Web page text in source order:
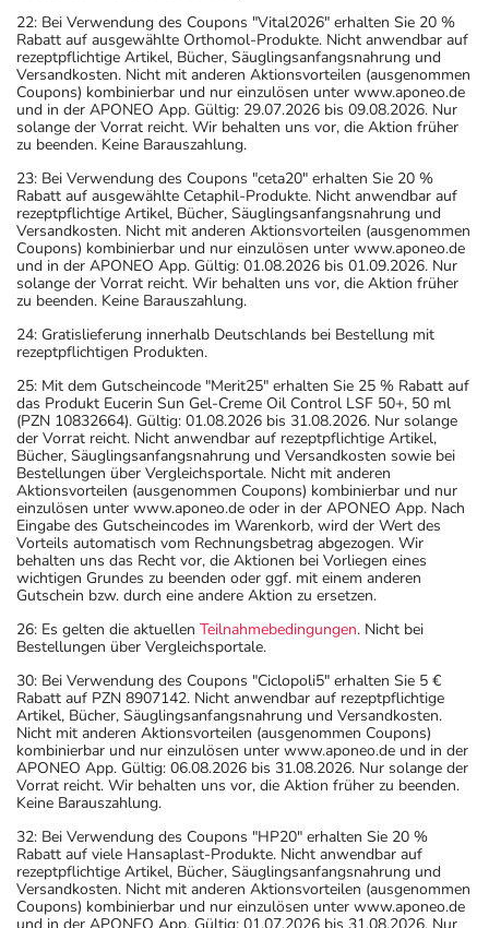
Was sollten Sie beachten?
- Vorsicht bei Allergie gegen Polyethylenglykol(PEG)-
haltige Stoffe!
- Vorsicht bei Allergie gegen Hülsenfrüchte wie
Sojabohnen, Erdnüsse, Linsen und weitere!
- Vorsicht bei Allergie gegen Farbstoffe (z.B. Indigocarmin
mit der E-Nummer E 132)!
- Vorsicht bei Allergie gegen Farbstoffe (z.B. Tartrazin (E
102), Gelborange S (E 110), Azorubin (E 122), Amaranth
(E 123) und Ponceau 4R (E 124)).
- Vorsicht bei einer Unverträglichkeit gegenüber Lactose.
Wenn Sie eine Diabetes-Diät einhalten müssen, sollten
Sie den Zuckergehalt berücksichtigen.
- Vorsicht bei Allergie gegen Erdnüsse und Soja.
- Es kann Arzneimittel geben, mit denen
Wechselwirkungen auftreten. Sie sollten deswegen
generell vor der Behandlung mit einem neuen
Arzneimittel jedes andere, das Sie bereits anwenden,
dem Arzt oder Apotheker angeben. Das gilt auch für
Arzneimittel, die Sie selbst kaufen, nur gelegentlich
anwenden oder deren Anwendung schon einige Zeit
zurückliegt.
Bitte verwenden Sie dieses Arzneimittel nicht mehr nach
dem auf der Packung oder der Umverpackung
angegebenen Verfallsdatum. Das Verfallsdatum bezieht
sich auf den letzten Tag des angegebenen Monats.
22: Bei Verwendung des Coupons "Vital2026" erhalten Sie 20 %
Rabatt auf ausgewählte Orthomol-Produkte. Nicht anwendbar auf
rezeptpflichtige Artikel, Bücher, Säuglingsanfangsnahrung und
Versandkosten. Nicht mit anderen Aktionsvorteilen (ausgenommen
Coupons) kombinierbar und nur einzulösen unter www.aponeo.de
und in der APONEO App. Gültig: 29.07.2026 bis 09.08.2026. Nur
solange der Vorrat reicht. Wir behalten uns vor, die Aktion früher
zu beenden. Keine Barauszahlung.
23: Bei Verwendung des Coupons "ceta20" erhalten Sie 20 %
Rabatt auf ausgewählte Cetaphil-Produkte. Nicht anwendbar auf
rezeptpflichtige Artikel, Bücher, Säuglingsanfangsnahrung und
Versandkosten. Nicht mit anderen Aktionsvorteilen (ausgenommen
Coupons) kombinierbar und nur einzulösen unter www.aponeo.de
und in der APONEO App. Gültig: 01.08.2026 bis 01.09.2026. Nur
solange der Vorrat reicht. Wir behalten uns vor, die Aktion früher
zu beenden. Keine Barauszahlung.
24: Gratislieferung innerhalb Deutschlands bei Bestellung mit
rezeptpflichtigen Produkten.
25: Mit dem Gutscheincode "Merit25" erhalten Sie 25 % Rabatt auf
das Produkt Eucerin Sun Gel-Creme Oil Control LSF 50+, 50 ml
(PZN 10832664). Gültig: 01.08.2026 bis 31.08.2026. Nur solange
der Vorrat reicht. Nicht anwendbar auf rezeptpflichtige Artikel,
Bücher, Säuglingsanfangsnahrung und Versandkosten sowie bei
Bestellungen über Vergleichsportale. Nicht mit anderen
Aktionsvorteilen (ausgenommen Coupons) kombinierbar und nur
einzulösen unter www.aponeo.de oder in der APONEO App. Nach
Eingabe des Gutscheincodes im Warenkorb, wird der Wert des
Vorteils automatisch vom Rechnungsbetrag abgezogen. Wir
behalten uns das Recht vor, die Aktionen bei Vorliegen eines
wichtigen Grundes zu beenden oder ggf. mit einem anderen
Gutschein bzw. durch eine andere Aktion zu ersetzen.
26: Es gelten die aktuellen Teilnahmebedingungen. Nicht bei
Bestellungen über Vergleichsportale.
30: Bei Verwendung des Coupons "Ciclopoli5" erhalten Sie 5 €
Rabatt auf PZN 8907142. Nicht anwendbar auf rezeptpflichtige
Artikel, Bücher, Säuglingsanfangsnahrung und Versandkosten.
Nicht mit anderen Aktionsvorteilen (ausgenommen Coupons)
kombinierbar und nur einzulösen unter www.aponeo.de und in der
APONEO App. Gültig: 06.08.2026 bis 31.08.2026. Nur solange der
Vorrat reicht. Wir behalten uns vor, die Aktion früher zu beenden.
Keine Barauszahlung.
32: Bei Verwendung des Coupons "HP20" erhalten Sie 20 %
Rabatt auf viele Hansaplast-Produkte. Nicht anwendbar auf
rezeptpflichtige Artikel, Bücher, Säuglingsanfangsnahrung und
Versandkosten. Nicht mit anderen Aktionsvorteilen (ausgenommen
Coupons) kombinierbar und nur einzulösen unter www.aponeo.de